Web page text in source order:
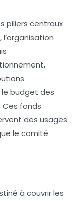
piliers centraux
l’organisation
budget des
fonds
des usages
le comité
à couvrir les